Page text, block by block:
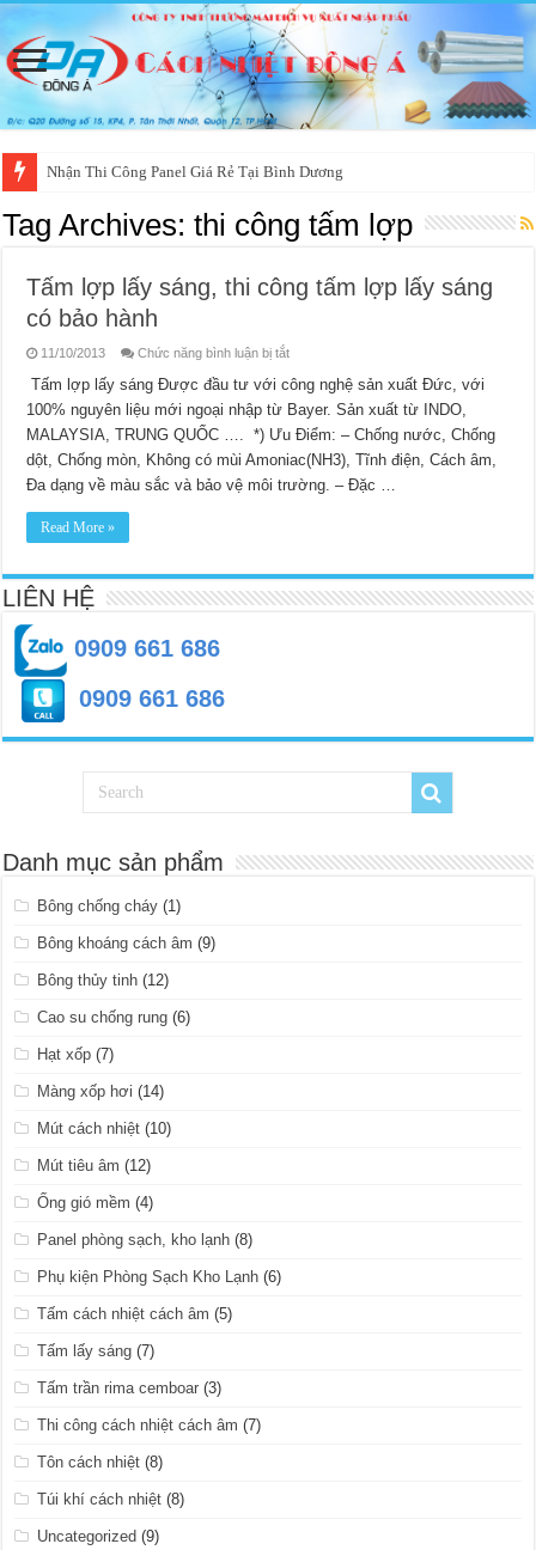
Nhận Thi Công Panel Giá Rẻ Tại Bình Dương
Tag Archives:thi công tấm lợp
Tấm lợp lấy sáng, thi công tấm lợp lấy sáng
có bảo hành
11/10/2013 Chức năng bình luận bị tắtở
lợp
lấy
sáng,
công
tấm
lợp
lấy
sáng
Tấm lợp lấy sáng Được đầu tư với công nghệ sản xuất Đức, với
100% nguyên liệu mới ngoại nhập từ Bayer. Sản xuất từ INDO,
MALAYSIA, TRUNG QUỐC …. *) Ưu Điểm: – Chống nước, Chống
dột, Chống mòn, Không có mùi Amoniac(NH3), Tĩnh điện, Cách âm,
Đa dạng về màu sắc và bảo vệ môi trường. – Đặc …
Read More »
LIÊN HỆ
0909 661 686
0909 661 686
Danh mục sản phẩm
Bông chống cháy (1)
Bông khoáng cách âm (9)
Bông thủy tinh (12)
Cao su chống rung (6)
Hạt xốp (7)
Màng xốp hơi (14)
Mút cách nhiệt (10)
Mút tiêu âm (12)
Ống gió mềm (4)
Panel phòng sạch, kho lạnh (8)
Phụ kiện Phòng Sạch Kho Lạnh (6)
Tấm cách nhiệt cách âm (5)
Tấm lấy sáng (7)
Tấm trần rima cemboar (3)
Thi công cách nhiệt cách âm (7)
Tôn cách nhiệt (8)
Túi khí cách nhiệt (8)
Uncategorized (9)